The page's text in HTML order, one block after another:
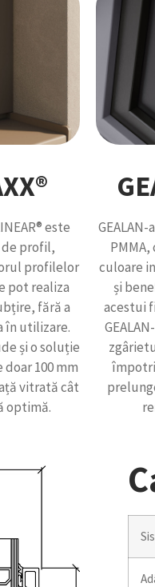
este
profil,
profilelor
pot realiza
fără a
în utilizare.
și o soluție
100 mm
vitrată cât
optimă.
culoare
și
acestui